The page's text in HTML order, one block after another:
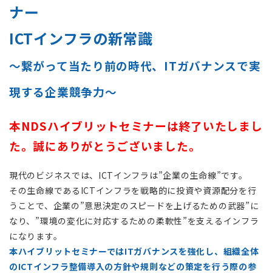
ナー
ICTインフラの新常識
～繋がって当たり前の時代、ITガバナンスで実
現する企業競争力～
本NDSハイブリットセミナーは終了いたしまし
た。誠にありがとうございました。
現代のビジネスでは、ICTインフラは”企業の生命線”です。
その生命線であるICTインフラを戦略的に投資や資源配分を行
うことで、企業の”意思決定のスピードを上げるための武器”に
なり、”環境の変化に対応するための柔軟性”を支えるインフラ
になります。
本ハイブリットセミナーではITガバナンスを強化し、組織全体
のICTインフラ整備導入の方針や規則などの策定を行う際の参